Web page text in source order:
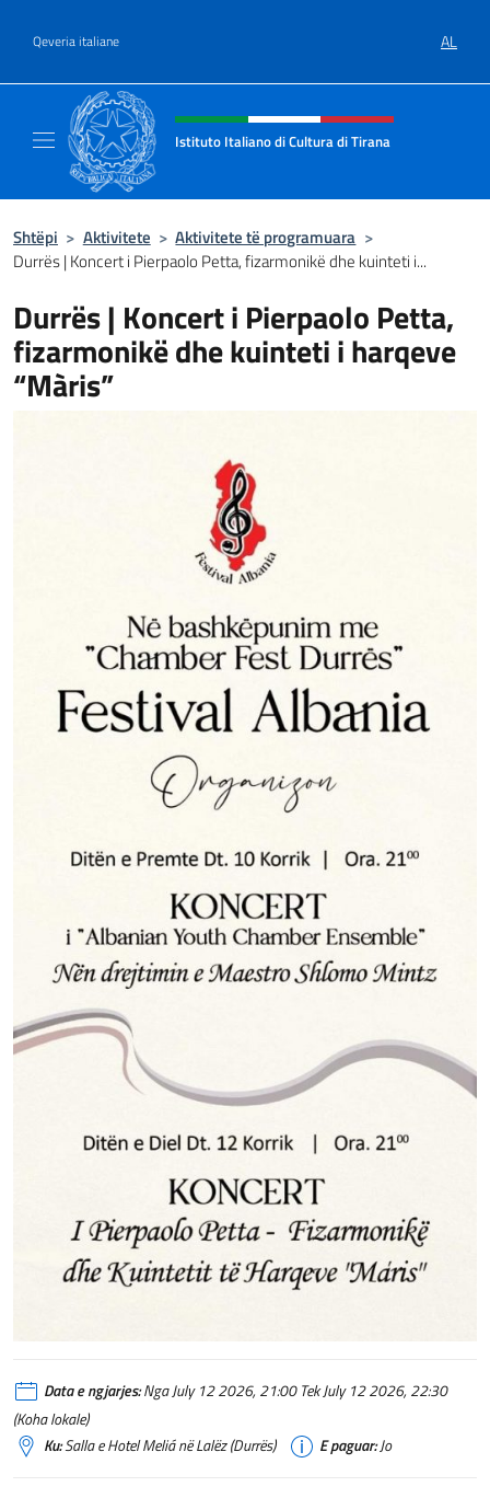
Qeveria italiane AL
Kreu i faqes në internet, media
Istituto Italiano di Cultura di Tirana
Shtëpi > Aktivitete > Aktivitete të programuara >
Durrës | Koncert i Pierpaolo Petta, fizarmonikë dhe kuinteti i...
Durrës | Koncert i Pierpaolo Petta,
fizarmonikë dhe kuinteti i harqeve
“Màris”
Data e ngjarjes:Nga July 12 2026, 21:00 Tek July 12 2026, 22:30
(Koha lokale)
Ku:Salla e Hotel Meliá në Lalëz (Durrës) E paguar:Jo